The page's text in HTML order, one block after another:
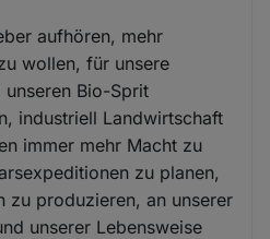
aufhören, mehr
wollen, für unsere
unseren Bio-Sprit
industriell Landwirtschaft
immer mehr Macht zu
zu planen,
zu produzieren, an unserer
unserer Lebensweise